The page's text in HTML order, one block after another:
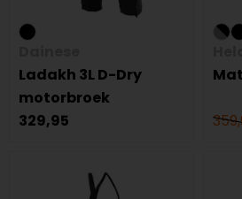
Ladakh 3L D-Dry
motorbroek
329,95